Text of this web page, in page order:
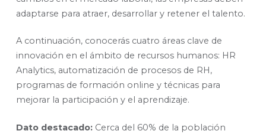
adaptarse para atraer, desarrollar y retener el talento.
A continuación, conocerás cuatro áreas clave de
innovación en el ámbito de recursos humanos: HR
Analytics, automatización de procesos de RH,
programas de formación online y técnicas para
mejorar la participación y el aprendizaje.
Dato destacado: Cerca del 60% de la población